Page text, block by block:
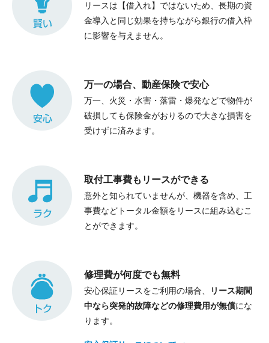
リースは【借入れ】ではないため、長期の資
金導入と同じ効果を持ちながら銀行の借入枠
に影響を与えません。
万一の場合、動産保険で安心
万一、火災・水害・落雷・爆発などで物件が
破損しても保険金がおりるので大きな損害を
受けずに済みます。
取付工事費もリースができる
意外と知られていませんが、機器を含め、工
事費などトータル金額をリースに組み込むこ
とができます。
修理費が何度でも無料
安心保証リースをご利用の場合、
リース期間
中なら突発的故障などの修理費用が無償にな
ります。